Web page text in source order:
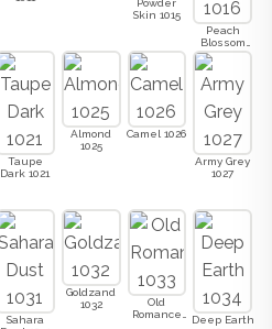
Powder
Skin 1015
Peach
Blossom
Light 1016
Taupe
Dark 1021
Almond
1025
Camel 1026
Army Grey
1027
Sahara
Goldzand
1032
Old
Romance
Deep Earth